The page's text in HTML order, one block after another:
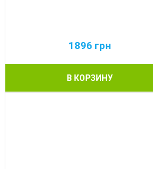
1896 грн
В КОРЗИНУ